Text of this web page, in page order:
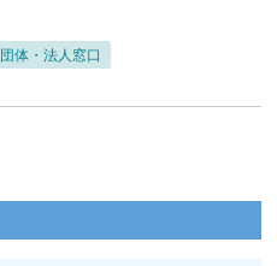
団体・法人窓口